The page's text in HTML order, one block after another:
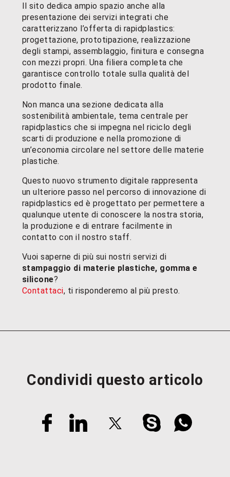
Il sito dedica ampio spazio anche alla
presentazione dei servizi integrati che
caratterizzano l’offerta di rapidplastics:
progettazione, prototipazione, realizzazione
degli stampi, assemblaggio, finitura e consegna
con mezzi propri. Una filiera completa che
garantisce controllo totale sulla qualità del
prodotto finale.
Non manca una sezione dedicata alla
sostenibilità ambientale, tema centrale per
rapidplastics che si impegna nel riciclo degli
scarti di produzione e nella promozione di
un’economia circolare nel settore delle materie
plastiche.
Questo nuovo strumento digitale rappresenta
un ulteriore passo nel percorso di innovazione di
rapidplastics ed è progettato per permettere a
qualunque utente di conoscere la nostra storia,
la produzione e di entrare facilmente in
contatto con il nostro staff.
Vuoi saperne di più sui nostri servizi di
stampaggio di materie plastiche, gomma e
silicone?
Contattaci, ti risponderemo al più presto.
Condividi questo articolo